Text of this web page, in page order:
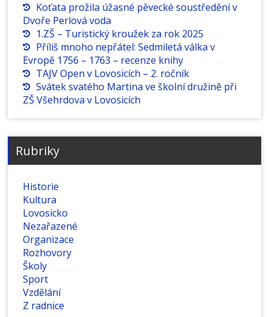
Koťata prožila úžasné pěvecké soustředění v
Dvoře Perlová voda
1.ZŠ – Turistický kroužek za rok 2025
Příliš mnoho nepřátel: Sedmiletá válka v
Evropě 1756 – 1763 – recenze knihy
TAJV Open v Lovosicích – 2. ročník
Svátek svatého Martina ve školní družině při
ZŠ Všehrdova v Lovosicích
Rubriky
Historie
Kultura
Lovosicko
Nezařazené
Organizace
Rozhovory
Školy
Sport
Vzdělání
Z radnice